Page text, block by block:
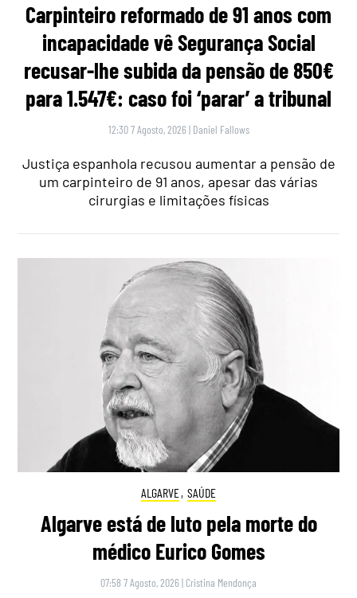
Carpinteiro reformado de 91 anos com
incapacidade vê Segurança Social
recusar-lhe subida da pensão de 850€
para 1.547€: caso foi ‘parar’ a tribunal
12:30 7 Agosto, 2026 | Daniel Fallows
Justiça espanhola recusou aumentar a pensão de
um carpinteiro de 91 anos, apesar das várias
cirurgias e limitações físicas
ALGARVE, SAÚDE
Algarve está de luto pela morte do
médico Eurico Gomes
07:58 7 Agosto, 2026 | Cristina Mendonça